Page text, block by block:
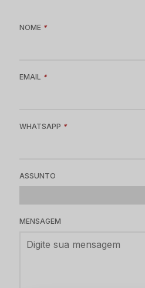
NOME *
EMAIL *
WHATSAPP *
ASSUNTO
MENSAGEM